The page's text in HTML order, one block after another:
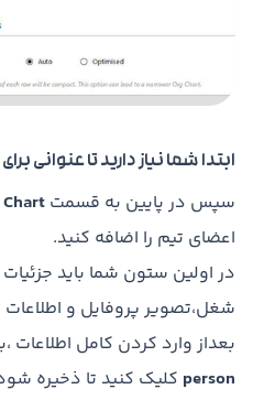
ابتدا شما نیاز دارید تا عنوانی
سپس در پایین به قسمت
اعضای تیم را اضافه کنید.
در اولین ستون شما باید
شغل،تصویر پروفایل و اطلاعات
بعداز وارد کردن کامل اطلاعات
person کلیک کنید تا ذخیره